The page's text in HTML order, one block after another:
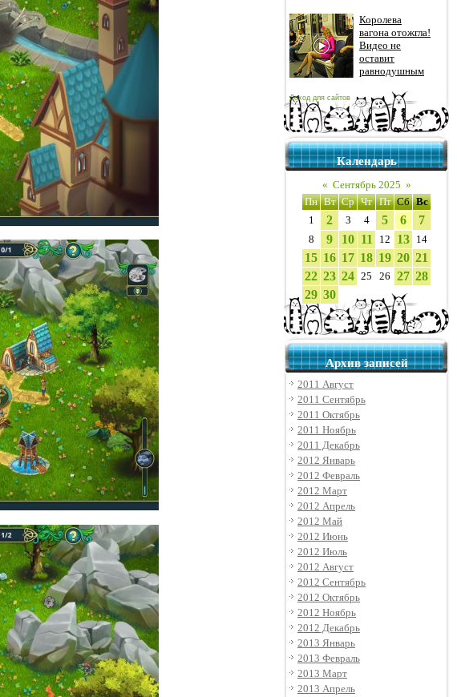
Королева
вагона отожгла!
Видео не
оставит
равнодушным
Доход для сайтов
Календарь
« Сентябрь 2025 »
Пн Вт Ср Чт Пт Сб Вс
1
2 3 4 5 6 7
8 9 10 11 12 13 14
15 16 17 18 19 20 21
22 23 24 25 26 27 28
29 30
Архив записей
2011 Август
2011 Сентябрь
2011 Октябрь
2011 Ноябрь
2011 Декабрь
2012 Январь
2012 Февраль
2012 Март
2012 Апрель
2012 Май
2012 Июнь
2012 Июль
2012 Август
2012 Сентябрь
2012 Октябрь
2012 Ноябрь
2012 Декабрь
2013 Январь
2013 Февраль
2013 Март
2013 Апрель